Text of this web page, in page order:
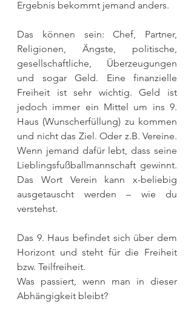
Ergebnis bekommt jemand anders.
Das können sein: Chef, Partner,
Religionen, Ängste, politische,
gesellschaftliche, Überzeugungen
und sogar Geld. Eine finanzielle
Freiheit ist sehr wichtig. Geld ist
jedoch immer ein Mittel um ins 9.
Haus (Wunscherfüllung) zu kommen
und nicht das Ziel. Oder z.B. Vereine.
Wenn jemand dafür lebt, dass seine
Lieblingsfußballmannschaft gewinnt.
Das Wort Verein kann x-beliebig
ausgetauscht werden – wie du
verstehst.
Das 9. Haus befindet sich über dem
Horizont und steht für die Freiheit
bzw. Teilfreiheit.
Was passiert, wenn man in dieser
Abhängigkeit bleibt?